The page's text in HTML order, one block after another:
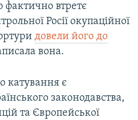
фактично втретє
Росії окупаційної
довели його до
вона.
катування є
законодавства,
та Європейської